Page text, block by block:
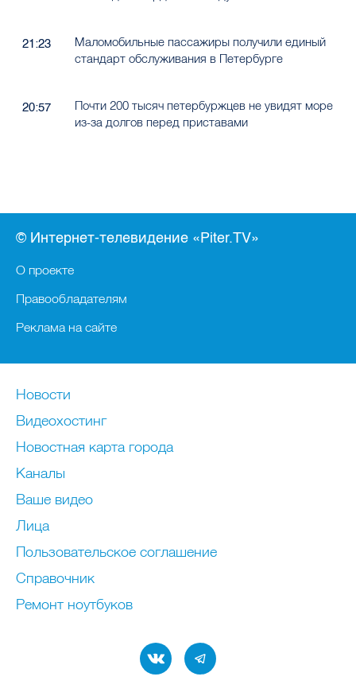
21:23
Маломобильные пассажиры получили единый
стандарт обслуживания в Петербурге
20:57
Почти 200 тысяч петербуржцев не увидят море
из-за долгов перед приставами
© Интернет-телевидение «Piter.TV»
О проекте
Правообладателям
Реклама на сайте
Новости
Видеохостинг
Новостная карта города
Каналы
Ваше видео
Лица
Пользовательское соглашение
Справочник
Ремонт нoутбуков